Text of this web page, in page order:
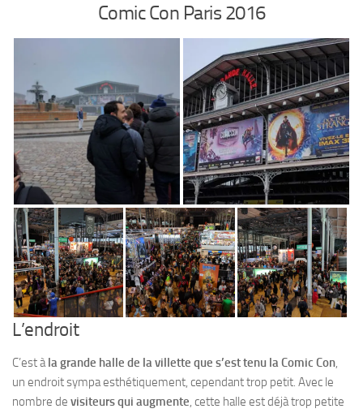
Comic Con Paris 2016
L’endroit
C’est àla grande halle de la villette que s’est tenu la Comic Con,
un endroit sympa esthétiquement, cependant trop petit. Avec le
nombre de visiteurs qui augmente, cette halle est déjà trop petite